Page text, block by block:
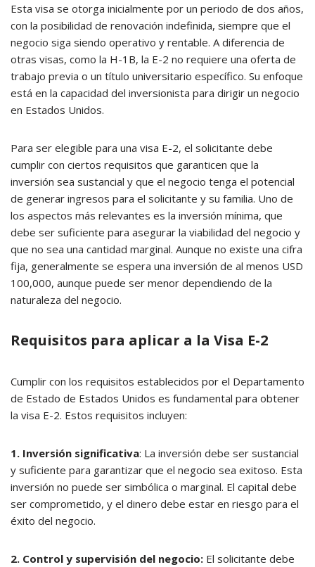
Esta visa se otorga inicialmente por un periodo de dos años,
con la posibilidad de renovación indefinida, siempre que el
negocio siga siendo operativo y rentable. A diferencia de
otras visas, como la H-1B, la E-2 no requiere una oferta de
trabajo previa o un título universitario específico. Su enfoque
está en la capacidad del inversionista para dirigir un negocio
en Estados Unidos.
Para ser elegible para una visa E-2, el solicitante debe
cumplir con ciertos requisitos que garanticen que la
inversión sea sustancial y que el negocio tenga el potencial
de generar ingresos para el solicitante y su familia. Uno de
los aspectos más relevantes es la inversión mínima, que
debe ser suficiente para asegurar la viabilidad del negocio y
que no sea una cantidad marginal. Aunque no existe una cifra
fija, generalmente se espera una inversión de al menos USD
100,000, aunque puede ser menor dependiendo de la
naturaleza del negocio.
Requisitos para aplicar a la Visa E-2
Cumplir con los requisitos establecidos por el Departamento
de Estado de Estados Unidos es fundamental para obtener
la visa E-2. Estos requisitos incluyen:
1. Inversión significativa: La inversión debe ser sustancial
y suficiente para garantizar que el negocio sea exitoso. Esta
inversión no puede ser simbólica o marginal. El capital debe
ser comprometido, y el dinero debe estar en riesgo para el
éxito del negocio.
2. Control y supervisión del negocio: El solicitante debe